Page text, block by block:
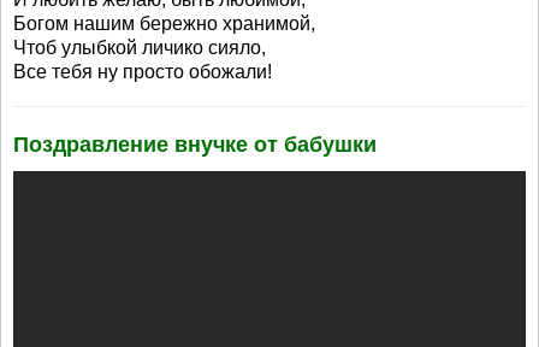
Богом нашим бережно хранимой,
Чтоб улыбкой личико сияло,
Все тебя ну просто обожали!
Поздравление внучке от бабушки